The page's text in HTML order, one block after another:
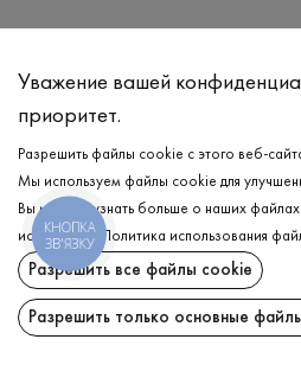
УХОД
Стирка в холодной воде (до
Отбеливание запрещено
Гладить при низкой
Нельзя отжимать и
ДОСТАВКА
ВОЗВРАТ
Уважение вашей
приоритет.
Разрешить файлы cookie с этого веб-
Мы используем файлы cookie для
Вы можете узнать больше о наших
используем.
Политика использования
Разрешить все файлы cookie
Разрешить только основные
КНОПКА
ЗВ'ЯЗКУ